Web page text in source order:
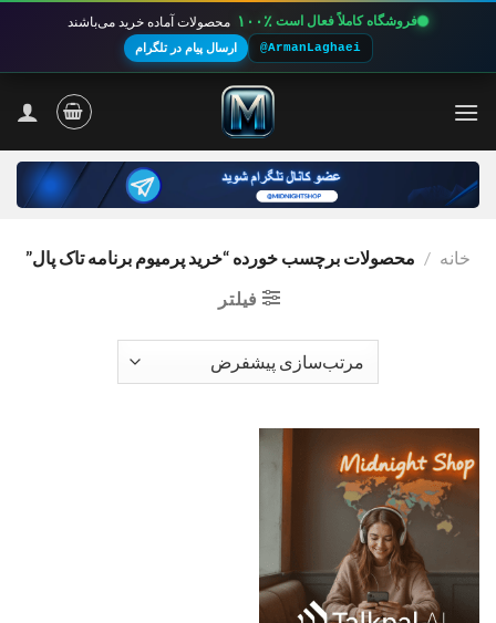
فروشگاه کاملاً فعال است ۱۰۰٪ محصولات آماده خرید می‌باشند
@ArmanLaghaei ارسال پیام در تلگرام
خانه / محصولات برچسب خورده “خرید پرمیوم برنامه تاک پال”
فیلتر